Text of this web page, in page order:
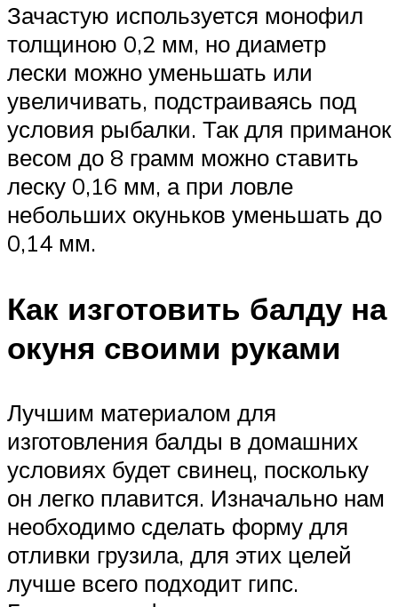
Зачастую используется монофил
толщиною 0,2 мм, но диаметр
лески можно уменьшать или
увеличивать, подстраиваясь под
условия рыбалки. Так для приманок
весом до 8 грамм можно ставить
леску 0,16 мм, а при ловле
небольших окуньков уменьшать до
0,14 мм.
Как изготовить балду на
окуня своими руками
Лучшим материалом для
изготовления балды в домашних
условиях будет свинец, поскольку
он легко плавится. Изначально нам
необходимо сделать форму для
отливки грузила, для этих целей
лучше всего подходит гипс.